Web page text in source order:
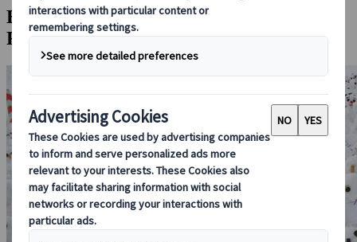
Entdecken Sie andere Reiseziele in dieser
Region